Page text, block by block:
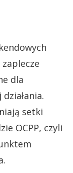
dla
setki
OCPP, czyli